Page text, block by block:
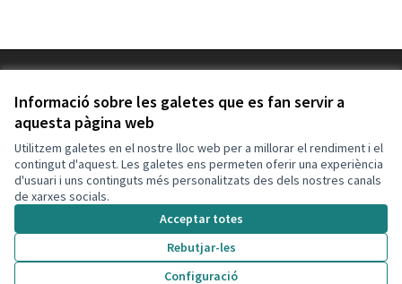
Informació sobre les galetes que es fan servir a
aquesta pàgina web
Utilitzem galetes en el nostre lloc web per a millorar el rendiment i el
contingut d'aquest. Les galetes ens permeten oferir una experiència
d'usuari i uns continguts més personalitzats des dels nostres canals
de xarxes socials.
Acceptar totes
Rebutjar-les
Configuració
Configuració de les galetes
Decidim Calafell a X
(Enllaç extern)
Decidim Calafell a Facebook
(Enllaç extern)
Decidim Calafell a YouTube
(Enllaç extern)
Decidim Calafell a GitHub
(Enllaç extern)
(Enllaç extern)programari lliure
(Enllaç extern)
.